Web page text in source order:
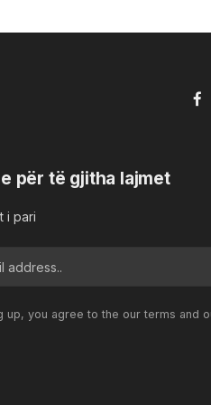
për të gjitha lajmet
i pari
up, you agree to the our terms and